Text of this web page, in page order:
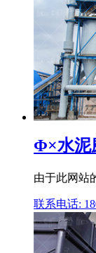
Φ×水泥
由于此网站
联系电话: